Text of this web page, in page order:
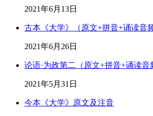
2021年6月13日
古本《大学》（原文+拼音+诵读音频
2021年6月26日
论语·为政第二（原文+拼音+诵读音
2021年5月31日
今本《大学》原文及注音